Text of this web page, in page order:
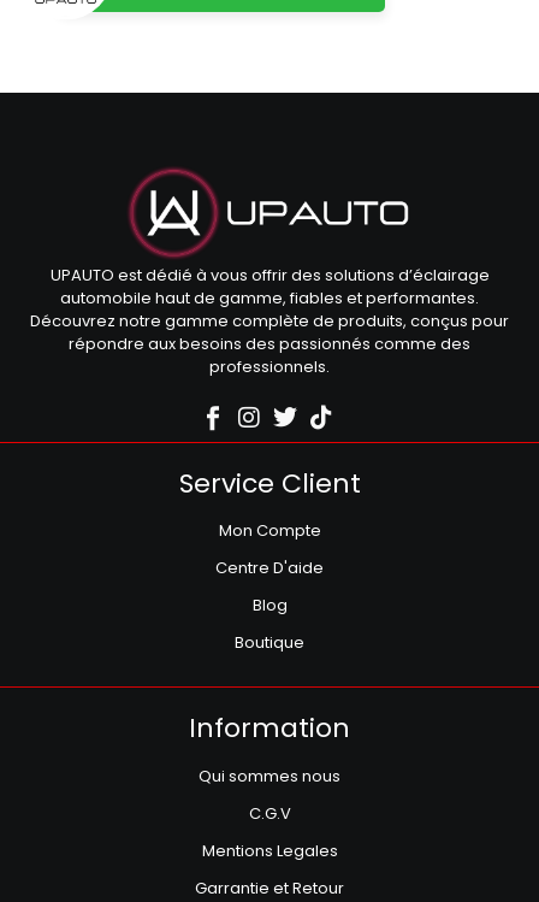
UPAUTO est dédié à vous offrir des solutions d’éclairage
automobile haut de gamme, fiables et performantes.
Découvrez notre gamme complète de produits, conçus pour
répondre aux besoins des passionnés comme des
professionnels.
Service Client
Mon Compte
Centre D'aide
Blog
Boutique
Information
Qui sommes nous
C.G.V
Mentions Legales
Garrantie et Retour